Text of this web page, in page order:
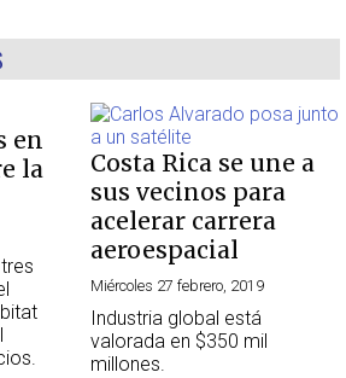
en
la
Costa Rica se une a
sus vecinos para
acelerar carrera
aeroespacial
Miércoles 27 febrero, 2019
Industria global está
valorada en $350 mil
millones.